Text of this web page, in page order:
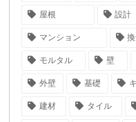
屋根 設計
マンション
モルタル 壁
外壁 基礎
建材 タイル